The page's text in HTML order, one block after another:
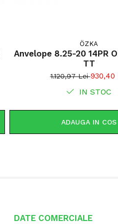
Utilizare &
Marcher
care
operaționale.
ÖZKA
Anvelope 8.25-20 14PR
TT
1.120,97 Lei930,40
IN STOC
ADAUGA IN COS
DATE COMERCIALE